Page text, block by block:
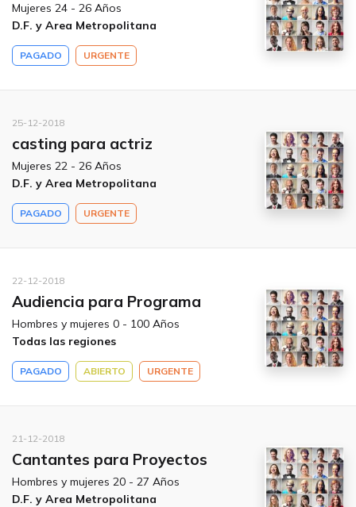
Mujeres 24 - 26 Años
D.F. y Area Metropolitana
PAGADO URGENTE
25-12-2018
casting para actriz
Mujeres 22 - 26 Años
D.F. y Area Metropolitana
PAGADO URGENTE
22-12-2018
Audiencia para Programa
Hombres y mujeres 0 - 100 Años
Todas las regiones
PAGADO ABIERTO URGENTE
21-12-2018
Cantantes para Proyectos
Hombres y mujeres 20 - 27 Años
D.F. y Area Metropolitana